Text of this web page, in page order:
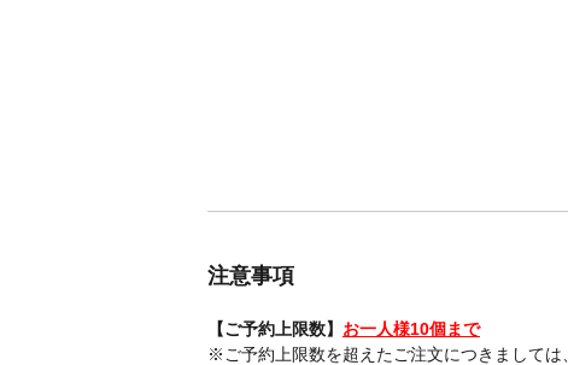
注意事項
【ご予約上限数】 お一人様10個まで
※ご予約上限数を超えたご注文につきましては